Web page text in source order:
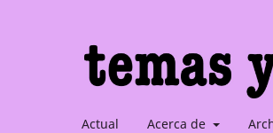
Actual Acerca de